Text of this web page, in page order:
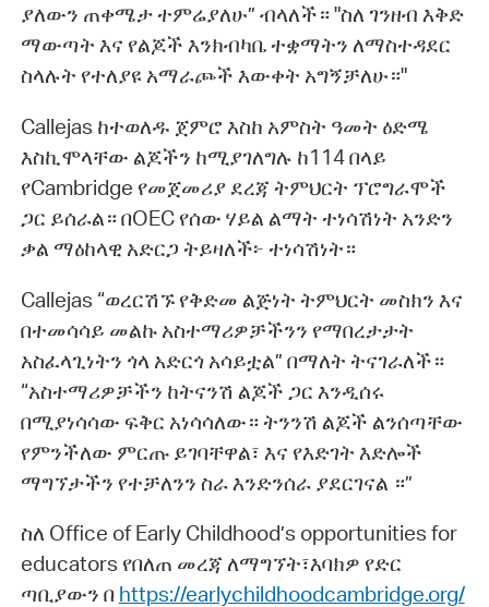
ያለውን ጠቀሜታ ተምሬያለሁ” ብላለች። "ስለ ገንዘብ እቅድ
ማውጣት እና የልጆች እንክብካቤ ተቋማትን ለማስተዳደር
ስላሉት የተለያዩ አማራጮች እውቀት አግኝቻለሁ።"
Callejas ከተወለዱ ጀምሮ እስከ አምስት ዓመት ዕድሜ
እስኪሞላቸው ልጆችን ከሚያገለግሉ ከ114 በላይ
የCambridge የመጀመሪያ ደረጃ ትምህርት ፕሮግራሞች
ጋር ይሰራል። በOEC የሰው ሃይል ልማት ተነሳሽነት አንድን
ቃል ማዕከላዊ አድርጋ ትይዛለች፦ ተነሳሽነት።
Callejas “ወረርሽኙ የቅድመ ልጅነት ትምህርት መስክን እና
በተመሳሳይ መልኩ አስተማሪዎቻችንን የማበረታታት
አስፈላጊነትን ጎላ አድርጎ አሳይቷል” በማለት ትናገራለች።
“አስተማሪዎቻችን ከትናንሽ ልጆች ጋር እንዲሰሩ
በሚያነሳሳው ፍቅር አነሳሳለው። ትንንሽ ልጆች ልንሰጣቸው
የምንችለው ምርጡ ይገባቸዋል፣ እና የእድገት እድሎች
ማግኘታችን የተቻለንን ስራ እንድንሰራ ያደርገናል ።”
ስለ Office of Early Childhood’s opportunities for
educators የበለጠ መረጃ ለማግኘት፣እባክዎ የድር
ጣቢያውን በ https://earlychildhoodcambridge.org/